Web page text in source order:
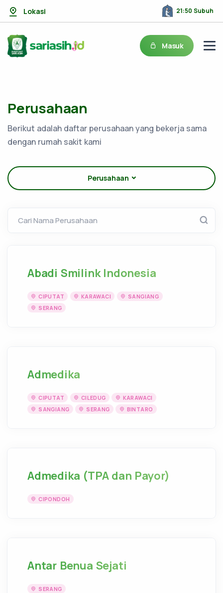
Lokasi 21:50 Subuh
Masuk
Perusahaan
Berikut adalah daftar perusahaan yang bekerja sama
dengan rumah sakit kami
Perusahaan
Abadi Smilink Indonesia
CIPUTAT KARAWACI
SANGIANG
SERANG
Admedika
CIPUTAT CILEDUG
KARAWACI
SANGIANG
SERANG BINTARO
Admedika (TPA dan Payor)
CIPONDOH
Antar Benua Sejati
SERANG